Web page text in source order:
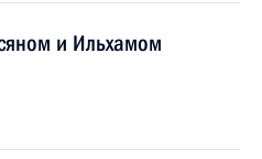
и Ильхамом